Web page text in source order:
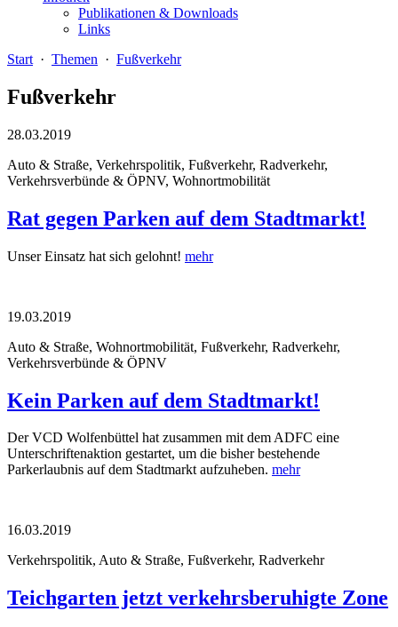
Publikationen & Downloads
Links
Start · Themen · Fußverkehr
Fußverkehr
28.03.2019
Auto & Straße, Verkehrspolitik, Fußverkehr, Radverkehr,
Verkehrsverbünde & ÖPNV, Wohnortmobilität
Rat gegen Parken auf dem Stadtmarkt!
Unser Einsatz hat sich gelohnt! mehr
19.03.2019
Auto & Straße, Wohnortmobilität, Fußverkehr, Radverkehr,
Verkehrsverbünde & ÖPNV
Kein Parken auf dem Stadtmarkt!
Der VCD Wolfenbüttel hat zusammen mit dem ADFC eine
Unterschriftenaktion gestartet, um die bisher bestehende
Parkerlaubnis auf dem Stadtmarkt aufzuheben. mehr
16.03.2019
Verkehrspolitik, Auto & Straße, Fußverkehr, Radverkehr
Teichgarten jetzt verkehrsberuhigte Zone